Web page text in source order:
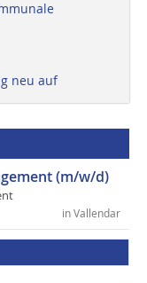
neu auf
(m/w/d)
in Vallendar